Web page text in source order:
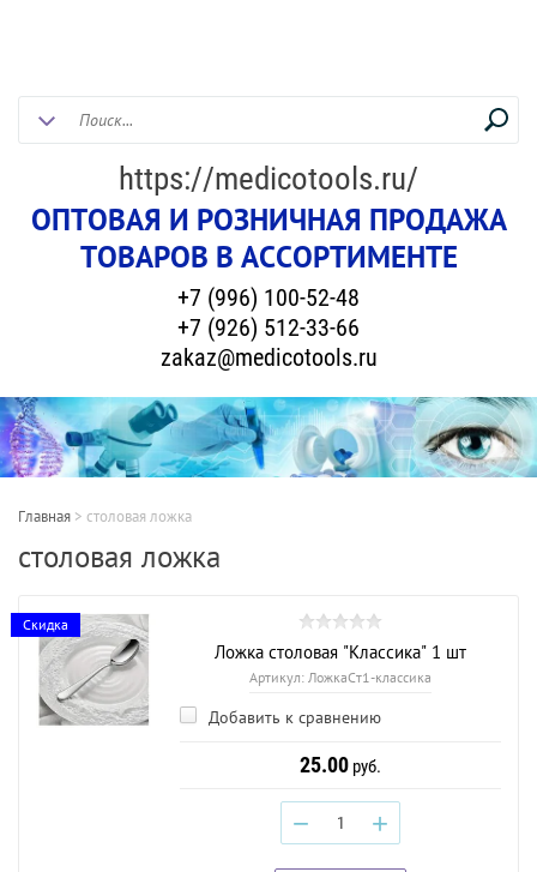
https://medicotools.ru/
ОПТОВАЯ И РОЗНИЧНАЯ ПРОДАЖА
ТОВАРОВ В АССОРТИМЕНТЕ
+7 (996) 100-52-48
+7 (926) 512-33-66
zakaz@medicotools.ru
Главная > столовая ложка
столовая ложка
Скидка
Ложка столовая "Классика" 1 шт
Артикул: ЛожкаСт1-классика
Добавить к сравнению
25.00 руб.
− +